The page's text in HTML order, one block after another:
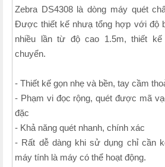
Zebra DS4308 là dòng máy quét
Được thiết kế nhưạ tổng hợp với độ
nhiều lần từ độ cao 1.5m, thiết
chuyển.
- Thiết kế gọn nhẹ và bền, tay cầm
- Phạm vi đọc rộng, quét được mã
đặc
- Khả năng quét nhanh, chính xác
- Rất dễ dàng khi sử dụng chỉ cần
máy tính là máy có thể hoạt động.